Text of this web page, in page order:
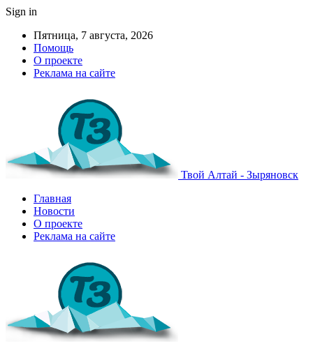
Sign in
Пятница, 7 августа, 2026
Помощь
О проекте
Реклама на сайте
Твой Алтай - Зыряновск
Главная
Новости
О проекте
Реклама на сайте